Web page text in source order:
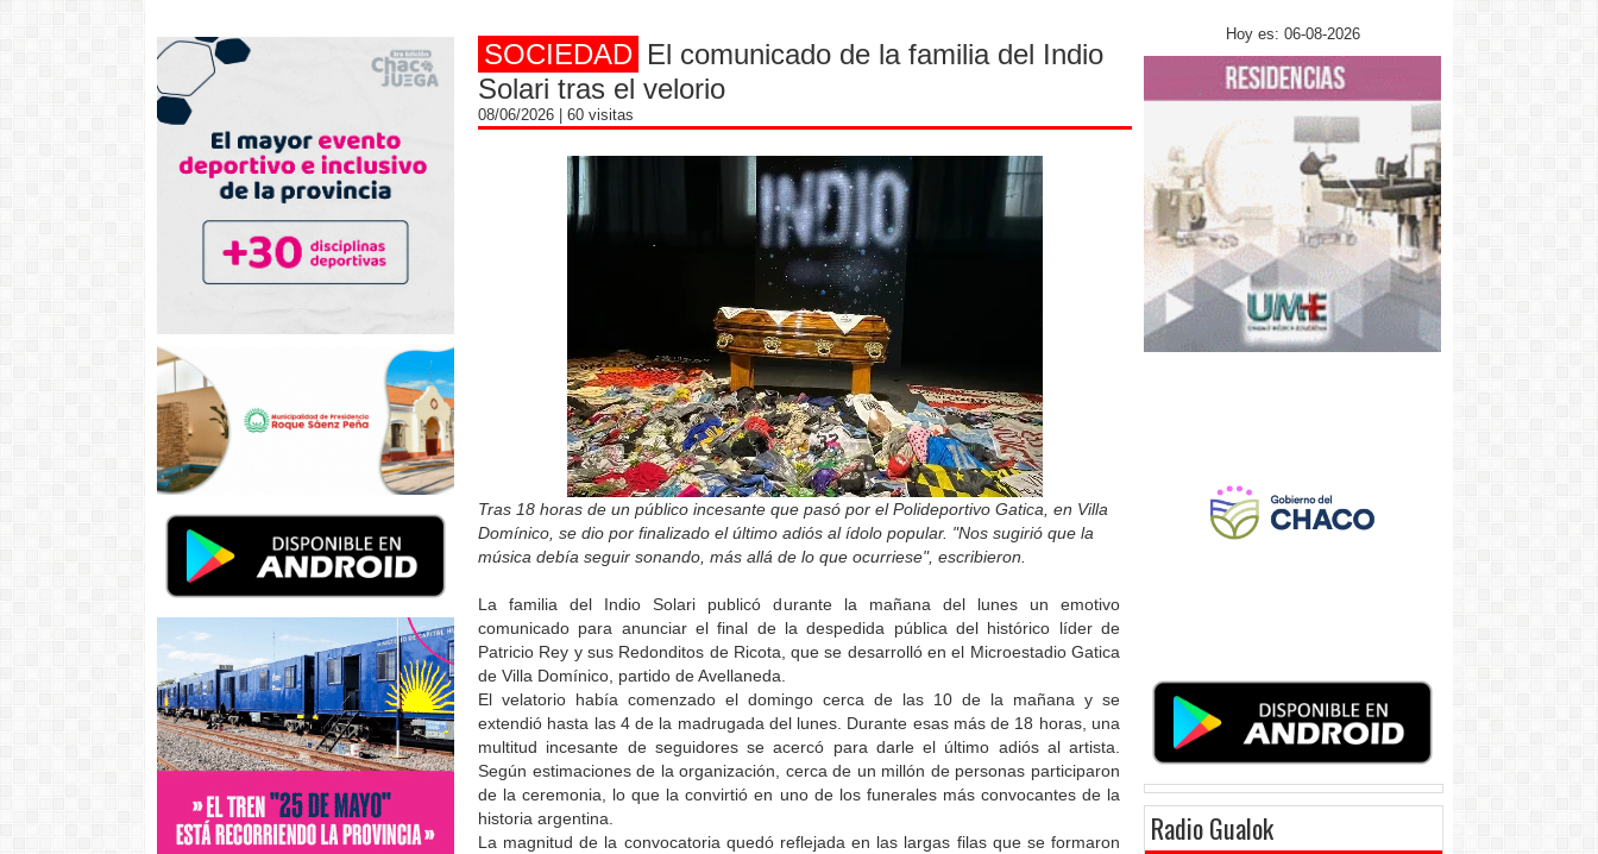
Hoy es: 06-08-2026
SOCIEDAD El comunicado de la familia del Indio
Solari tras el velorio
08/06/2026 | 60 visitas
Tras 18 horas de un público incesante que pasó por el Polideportivo Gatica, en Villa
Domínico, se dio por finalizado el último adiós al ídolo popular. "Nos sugirió que la
música debía seguir sonando, más allá de lo que ocurriese", escribieron.
La familia del Indio Solari publicó durante la mañana del lunes un emotivo
comunicado para anunciar el final de la despedida pública del histórico líder de
Patricio Rey y sus Redonditos de Ricota, que se desarrolló en el Microestadio Gatica
de Villa Domínico, partido de Avellaneda.
El velatorio había comenzado el domingo cerca de las 10 de la mañana y se
extendió hasta las 4 de la madrugada del lunes. Durante esas más de 18 horas, una
multitud incesante de seguidores se acercó para darle el último adiós al artista.
Según estimaciones de la organización, cerca de un millón de personas participaron
de la ceremonia, lo que la convirtió en uno de los funerales más convocantes de la
historia argentina.
La magnitud de la convocatoria quedó reflejada en las largas filas que se formaron
Radio Gualok